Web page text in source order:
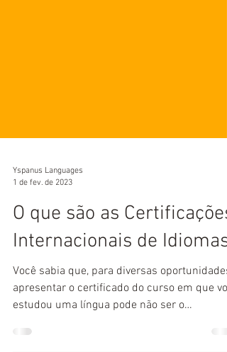
Yspanus Languages
1 de fev. de 2023
O que são as Certificações
Internacionais de Idiomas?
Você sabia que, para diversas oportunidades,
apresentar o certificado do curso em que